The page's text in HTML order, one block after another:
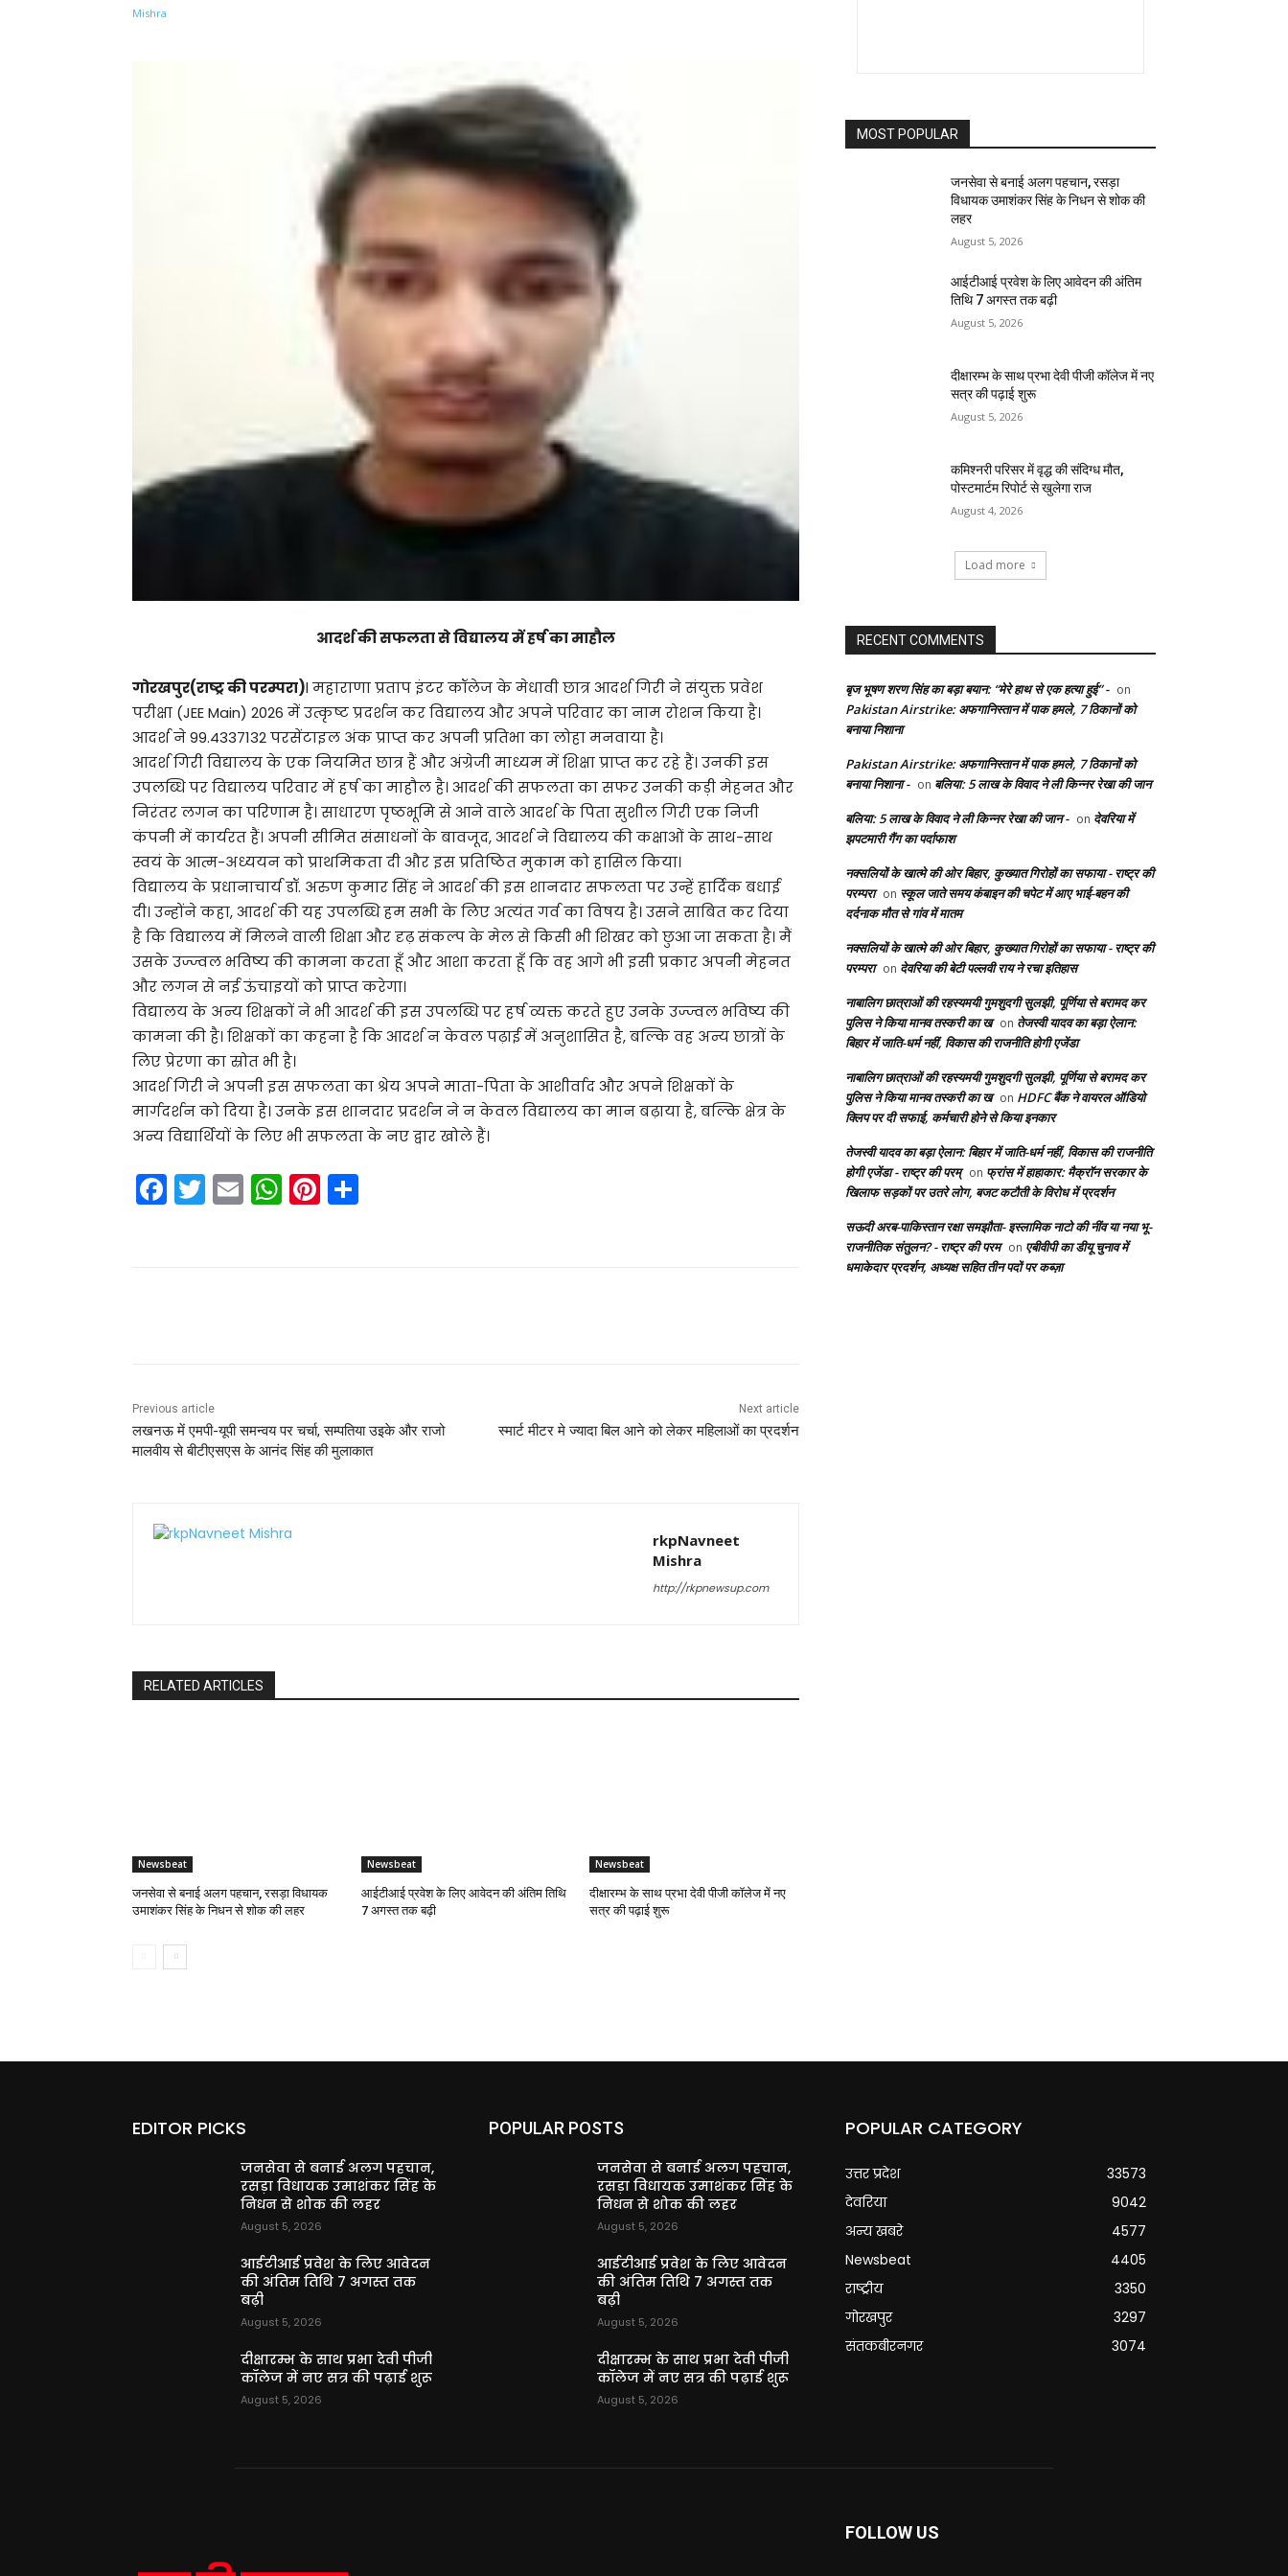
आदर्श की सफलता से विद्यालय में हर्ष का माहौल
गोरखपुर(राष्ट्र की परम्परा)l महाराणा प्रताप इंटर कॉलेज के मेधावी छात्र आदर्श गिरी ने संयुक्त प्रवेश
परीक्षा (JEE Main) 2026 में उत्कृष्ट प्रदर्शन कर विद्यालय और अपने परिवार का नाम रोशन किया है।
आदर्श ने 99.4337132 परसेंटाइल अंक प्राप्त कर अपनी प्रतिभा का लोहा मनवाया है।
आदर्श गिरी विद्यालय के एक नियमित छात्र हैं और अंग्रेजी माध्यम में शिक्षा प्राप्त कर रहे हैं। उनकी इस
उपलब्धि पर विद्यालय परिवार में हर्ष का माहौल है। आदर्श की सफलता का सफर उनकी कड़ी मेहनत और
निरंतर लगन का परिणाम है। साधारण पृष्ठभूमि से आने वाले आदर्श के पिता सुशील गिरी एक निजी
कंपनी में कार्यरत हैं। अपनी सीमित संसाधनों के बावजूद, आदर्श ने विद्यालय की कक्षाओं के साथ-साथ
स्वयं के आत्म-अध्ययन को प्राथमिकता दी और इस प्रतिष्ठित मुकाम को हासिल किया।
विद्यालय के प्रधानाचार्य डॉ. अरुण कुमार सिंह ने आदर्श की इस शानदार सफलता पर उन्हें हार्दिक बधाई
दी। उन्होंने कहा, आदर्श की यह उपलब्धि हम सभी के लिए अत्यंत गर्व का विषय है। उसने साबित कर दिया
है कि विद्यालय में मिलने वाली शिक्षा और दृढ़ संकल्प के मेल से किसी भी शिखर को छुआ जा सकता है। मैं
उसके उज्ज्वल भविष्य की कामना करता हूँ और आशा करता हूँ कि वह आगे भी इसी प्रकार अपनी मेहनत
और लगन से नई ऊंचाइयों को प्राप्त करेगा।
विद्यालय के अन्य शिक्षकों ने भी आदर्श की इस उपलब्धि पर हर्ष व्यक्त करते हुए उनके उज्ज्वल भविष्य की
कामना की है। शिक्षकों का कहना है कि आदर्श न केवल पढ़ाई में अनुशासित है, बल्कि वह अन्य छात्रों के
लिए प्रेरणा का स्रोत भी है।
आदर्श गिरी ने अपनी इस सफलता का श्रेय अपने माता-पिता के आशीर्वाद और अपने शिक्षकों के
मार्गदर्शन को दिया है। उनके इस शानदार प्रदर्शन ने न केवल विद्यालय का मान बढ़ाया है, बल्कि क्षेत्र के
अन्य विद्यार्थियों के लिए भी सफलता के नए द्वार खोले हैं।
F
k
T E W Pi
Previous article
लखनऊ में एमपी-यूपी समन्वय पर चर्चा, सम्पतिया उइके और राजो
मालवीय से बीटीएसएस के आनंद सिंह की मुलाकात
Next article
स्मार्ट मीटर मे ज्यादा बिल आने को लेकर महिलाओं का प्रदर्शन
rkpNavneet
Mishra
http://rkpnewsup.com
RELATED ARTICLES
Newsbeat
जनसेवा से बनाई अलग पहचान, रसड़ा विधायक
उमाशंकर सिंह के निधन से शोक की लहर
Newsbeat
आईटीआई प्रवेश के लिए आवेदन की अंतिम तिथि
7 अगस्त तक बढ़ी
Newsbeat
दीक्षारम्भ के साथ प्रभा देवी पीजी कॉलेज में नए
सत्र की पढ़ाई शुरू
MOST POPULAR
जनसेवा से बनाई अलग पहचान, रसड़ा
विधायक उमाशंकर सिंह के निधन से शोक की
लहर
August 5, 2026
आईटीआई प्रवेश के लिए आवेदन की अंतिम
तिथि 7 अगस्त तक बढ़ी
August 5, 2026
दीक्षारम्भ के साथ प्रभा देवी पीजी कॉलेज में नए
सत्र की पढ़ाई शुरू
August 5, 2026
कमिश्नरी परिसर में वृद्ध की संदिग्ध मौत,
पोस्टमार्टम रिपोर्ट से खुलेगा राज
August 4, 2026
Load more
RECENT COMMENTS
बृज भूषण शरण सिंह का बड़ा बयान: “मेरे हाथ से एक हत्या हुई” - on
Pakistan Airstrike: अफगानिस्तान में पाक हमले, 7 ठिकानों को
बनाया निशाना
Pakistan Airstrike: अफगानिस्तान में पाक हमले, 7 ठिकानों को
बनाया निशाना - on बलिया: 5 लाख के विवाद ने ली किन्नर रेखा की जान
बलिया: 5 लाख के विवाद ने ली किन्नर रेखा की जान - on देवरिया में
झपटमारी गैंग का पर्दाफाश
नक्सलियों के खात्मे की ओर बिहार, कुख्यात गिरोहों का सफाया - राष्ट्र की
परम्परा on स्कूल जाते समय कंबाइन की चपेट में आए भाई-बहन की
दर्दनाक मौत से गांव में मातम
नक्सलियों के खात्मे की ओर बिहार, कुख्यात गिरोहों का सफाया - राष्ट्र की
परम्परा on देवरिया की बेटी पल्लवी राय ने रचा इतिहास
नाबालिग छात्राओं की रहस्यमयी गुमशुदगी सुलझी, पूर्णिया से बरामद कर
पुलिस ने किया मानव तस्करी का ख on तेजस्वी यादव का बड़ा ऐलान:
बिहार में जाति-धर्म नहीं, विकास की राजनीति होगी एजेंडा
नाबालिग छात्राओं की रहस्यमयी गुमशुदगी सुलझी, पूर्णिया से बरामद कर
पुलिस ने किया मानव तस्करी का ख on HDFC बैंक ने वायरल ऑडियो
क्लिप पर दी सफाई, कर्मचारी होने से किया इनकार
तेजस्वी यादव का बड़ा ऐलान: बिहार में जाति-धर्म नहीं, विकास की राजनीति
होगी एजेंडा - राष्ट्र की परम् on फ्रांस में हाहाकार: मैक्रॉन सरकार के
खिलाफ सड़कों पर उतरे लोग, बजट कटौती के विरोध में प्रदर्शन
सऊदी अरब-पाकिस्तान रक्षा समझौता- इस्लामिक नाटो की नींव या नया भू-
राजनीतिक संतुलन? - राष्ट्र की परम on एबीवीपी का डीयू चुनाव में
धमाकेदार प्रदर्शन, अध्यक्ष सहित तीन पदों पर कब्ज़ा
EDITOR PICKS
जनसेवा से बनाई अलग पहचान,
रसड़ा विधायक उमाशंकर सिंह के
निधन से शोक की लहर
August 5, 2026
आईटीआई प्रवेश के लिए आवेदन
की अंतिम तिथि 7 अगस्त तक
बढ़ी
August 5, 2026
दीक्षारम्भ के साथ प्रभा देवी पीजी
कॉलेज में नए सत्र की पढ़ाई शुरू
August 5, 2026
POPULAR POSTS
जनसेवा से बनाई अलग पहचान,
रसड़ा विधायक उमाशंकर सिंह के
निधन से शोक की लहर
August 5, 2026
आईटीआई प्रवेश के लिए आवेदन
की अंतिम तिथि 7 अगस्त तक
बढ़ी
August 5, 2026
दीक्षारम्भ के साथ प्रभा देवी पीजी
कॉलेज में नए सत्र की पढ़ाई शुरू
August 5, 2026
POPULAR CATEGORY
उत्तर प्रदेश
33573
देवरिया
9042
अन्य खबरे
4577
Newsbeat
4405
राष्ट्रीय
3350
गोरखपुर
3297
संतकबीरनगर
3074
FOLLOW US